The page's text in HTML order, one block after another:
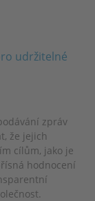
udržitelné
zpráv
že jejich
cílům, jako je
hodnocení